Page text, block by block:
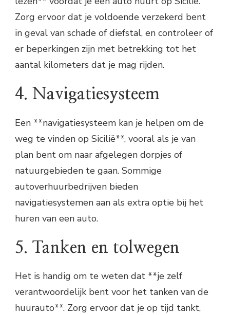
Zorg ervoor dat je voldoende verzekerd bent
in geval van schade of diefstal, en controleer of
er beperkingen zijn met betrekking tot het
aantal kilometers dat je mag rijden.
4. Navigatiesysteem
Een **navigatiesysteem kan je helpen om de
weg te vinden op Sicilië**, vooral als je van
plan bent om naar afgelegen dorpjes of
natuurgebieden te gaan. Sommige
autoverhuurbedrijven bieden
navigatiesystemen aan als extra optie bij het
huren van een auto.
5. Tanken en tolwegen
Het is handig om te weten dat **je zelf
verantwoordelijk bent voor het tanken van de
huurauto**. Zorg ervoor dat je op tijd tankt,